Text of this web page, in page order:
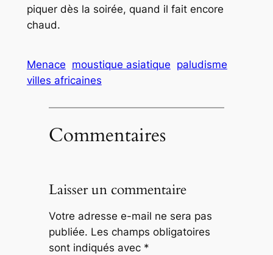
piquer dès la soirée, quand il fait encore
chaud.
Menace moustique asiatique paludisme
villes africaines
Commentaires
Laisser un commentaire
Votre adresse e-mail ne sera pas
publiée. Les champs obligatoires
sont indiqués avec *